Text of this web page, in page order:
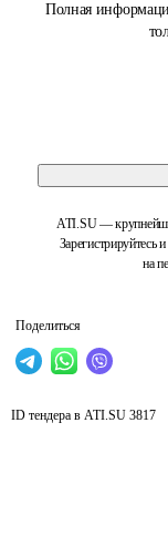
Полная
ATI.SU —
Зарегистрируйтесь
на
Поделиться
ID тендера в ATI.SU 3817